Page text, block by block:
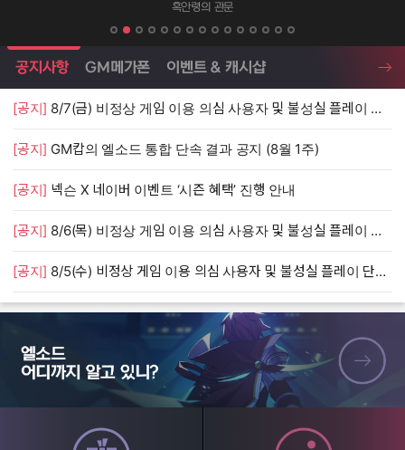
흑안령의 관문
엘소드 소식
공지사항 GM메가폰 이벤트 & 캐시샵
[공지] 8/7(금) 비정상 게임 이용 의심 사용자 및 불성실 플레이 단속 안내
[공지] GM캅의 엘소드 통합 단속 결과 공지 (8월 1주)
[공지] 넥슨 X 네이버 이벤트 ‘시즌 혜택’ 진행 안내
[공지] 8/6(목) 비정상 게임 이용 의심 사용자 및 불성실 플레이 단속 안내
[공지] 8/5(수) 비정상 게임 이용 의심 사용자 및 불성실 플레이 단속 안내
엘소드 어디까지 알고 있니?